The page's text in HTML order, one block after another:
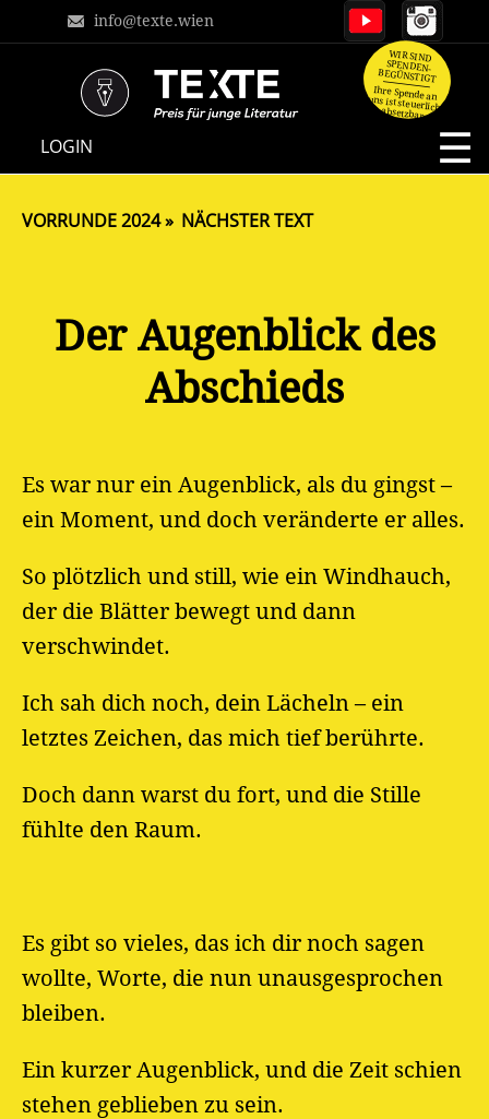
info@texte.wien
LOGIN
WIR SIND
SPENDEN-
BEGÜNSTIGT
Ihre Spende an
uns ist steuerlich
absetzbar.
Der Augenblick des
Abschieds
Es war nur ein Augenblick, als du gingst –
ein Moment, und doch veränderte er alles.
So plötzlich und still, wie ein Windhauch,
der die Blätter bewegt und dann
verschwindet.
Ich sah dich noch, dein Lächeln – ein
letztes Zeichen, das mich tief berührte.
Doch dann warst du fort, und die Stille
fühlte den Raum.
Es gibt so vieles, das ich dir noch sagen
wollte, Worte, die nun unausgesprochen
bleiben.
Ein kurzer Augenblick, und die Zeit schien
stehen geblieben zu sein.
VORRUNDE 2024 NÄCHSTER TEXT